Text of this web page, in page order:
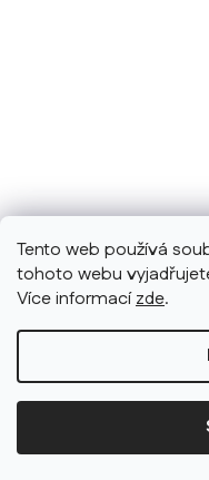
Tento web používá
tohoto webu
Více informacízde.